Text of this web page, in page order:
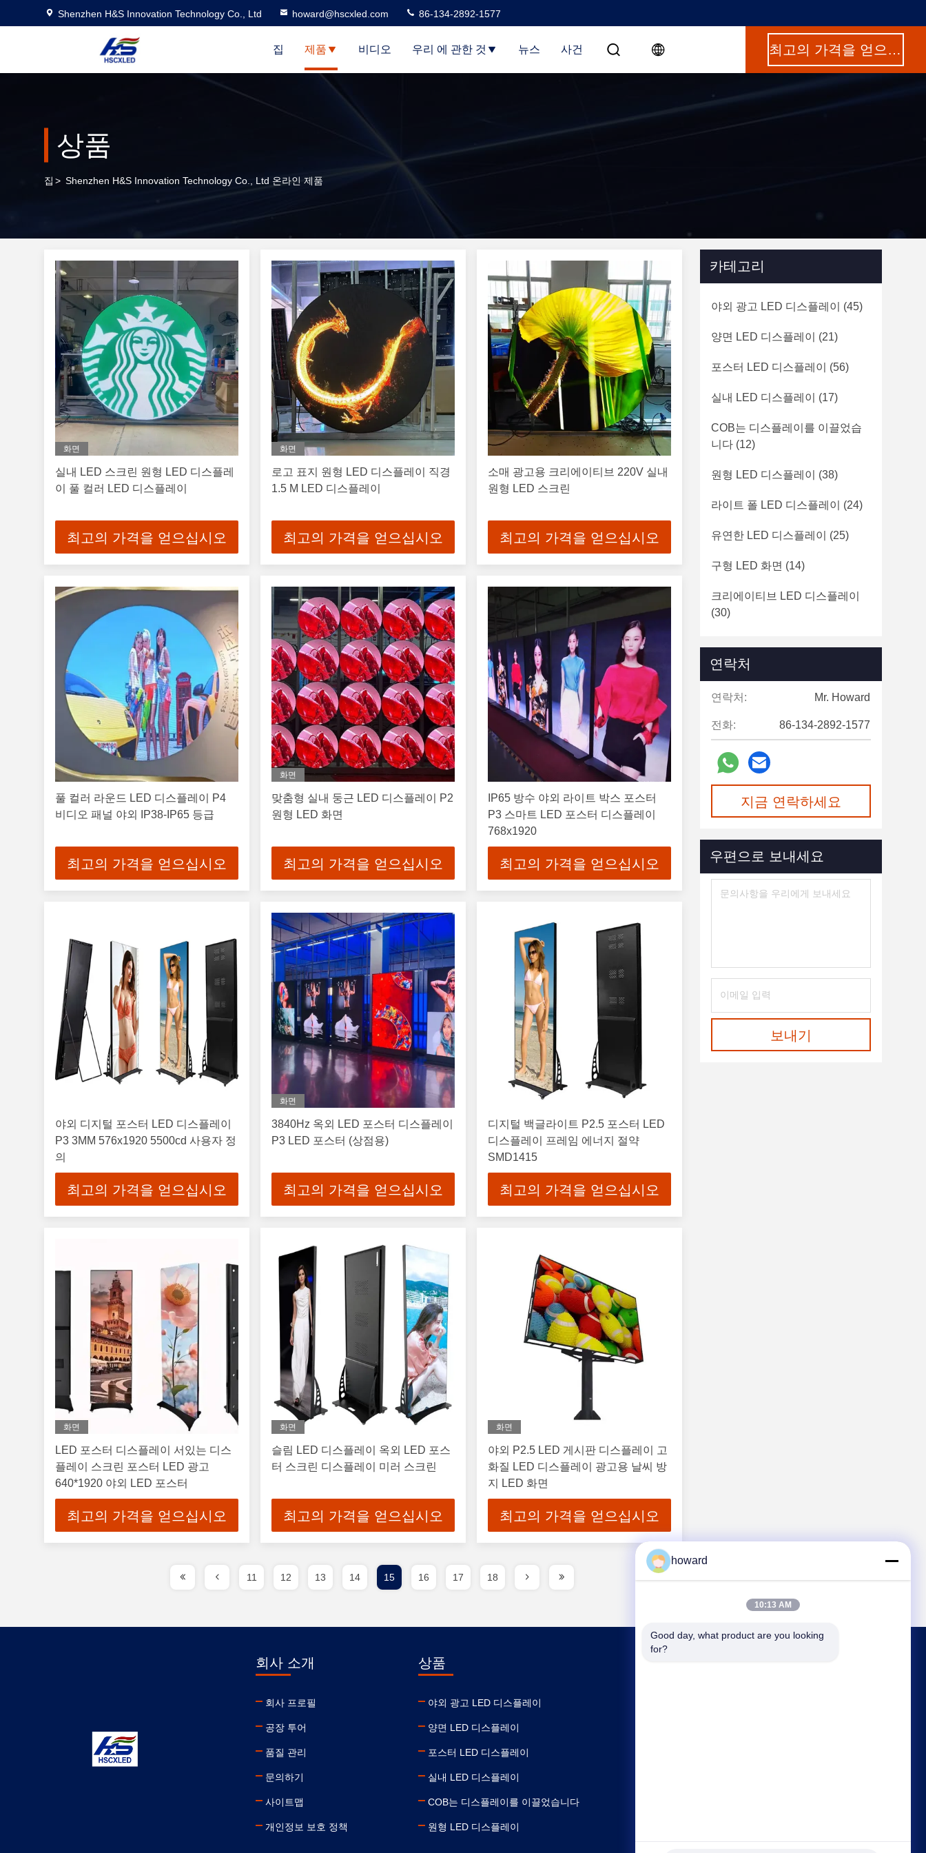
Shenzhen H&S Innovation Technology Co., Ltd howard@hscxled.com 86-134-2892-1577
집 제품 비디오 우리 에 관한 것 뉴스 사건 최고의 가격을 얻으십시오
상품
집 > Shenzhen H&S Innovation Technology Co., Ltd 온라인 제품
화면
실내 LED 스크린 원형 LED 디스플레
이 풀 컬러 LED 디스플레이
최고의 가격을 얻으십시오
화면
로고 표지 원형 LED 디스플레이 직경
1.5 M LED 디스플레이
최고의 가격을 얻으십시오
소매 광고용 크리에이티브 220V 실내
원형 LED 스크린
최고의 가격을 얻으십시오
풀 컬러 라운드 LED 디스플레이 P4
비디오 패널 야외 IP38-IP65 등급
최고의 가격을 얻으십시오
화면
맞춤형 실내 둥근 LED 디스플레이 P2
원형 LED 화면
최고의 가격을 얻으십시오
IP65 방수 야외 라이트 박스 포스터
P3 스마트 LED 포스터 디스플레이
768x1920
최고의 가격을 얻으십시오
야외 디지털 포스터 LED 디스플레이
P3 3MM 576x1920 5500cd 사용자 정
의
최고의 가격을 얻으십시오
화면
3840Hz 옥외 LED 포스터 디스플레이
P3 LED 포스터 (상점용)
최고의 가격을 얻으십시오
디지털 백글라이트 P2.5 포스터 LED
디스플레이 프레임 에너지 절약
SMD1415
최고의 가격을 얻으십시오
화면
LED 포스터 디스플레이 서있는 디스
플레이 스크린 포스터 LED 광고
640*1920 야외 LED 포스터
최고의 가격을 얻으십시오
화면
슬림 LED 디스플레이 옥외 LED 포스
터 스크린 디스플레이 미러 스크린
최고의 가격을 얻으십시오
화면
야외 P2.5 LED 게시판 디스플레이 고
화질 LED 디스플레이 광고용 날씨 방
지 LED 화면
최고의 가격을 얻으십시오
카테고리
야외 광고 LED 디스플레이 (45)
양면 LED 디스플레이 (21)
포스터 LED 디스플레이 (56)
실내 LED 디스플레이 (17)
COB는 디스플레이를 이끌었습
니다 (12)
원형 LED 디스플레이 (38)
라이트 폴 LED 디스플레이 (24)
유연한 LED 디스플레이 (25)
구형 LED 화면 (14)
크리에이티브 LED 디스플레이
(30)
연락처
연락처: Mr. Howard
전화: 86-134-2892-1577
지금 연락하세요
우편으로 보내세요
보내기
11 12 13 14 15 16 17 18
회사 소개
회사 프로필
공장 투어
품질 관리
문의하기
사이트맵
개인정보 보호 정책
상품
야외 광고 LED 디스플레이
양면 LED 디스플레이
포스터 LED 디스플레이
실내 LED 디스플레이
COB는 디스플레이를 이끌었습니다
원형 LED 디스플레이
howard
10:13 AM
Good day, what product are you looking
for?